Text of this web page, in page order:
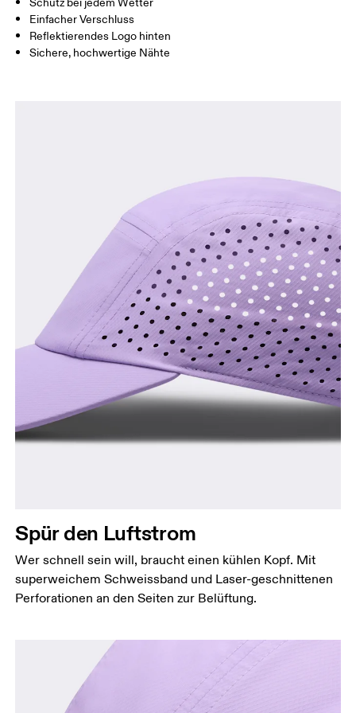
So misst du richtig
Kopfumfang
Miss deinen Kopfumfang auf Stirnhöhe. Halte dabei
das Massband gerade und waagerecht.
Einfacher Verschluss
Reflektierendes Logo hinten
Sichere, hochwertige Nähte
Spür den Luftstrom
Wer schnell sein will, braucht einen kühlen Kopf. Mit
superweichem Schweissband und Laser-geschnittenen
Perforationen an den Seiten zur Belüftung.